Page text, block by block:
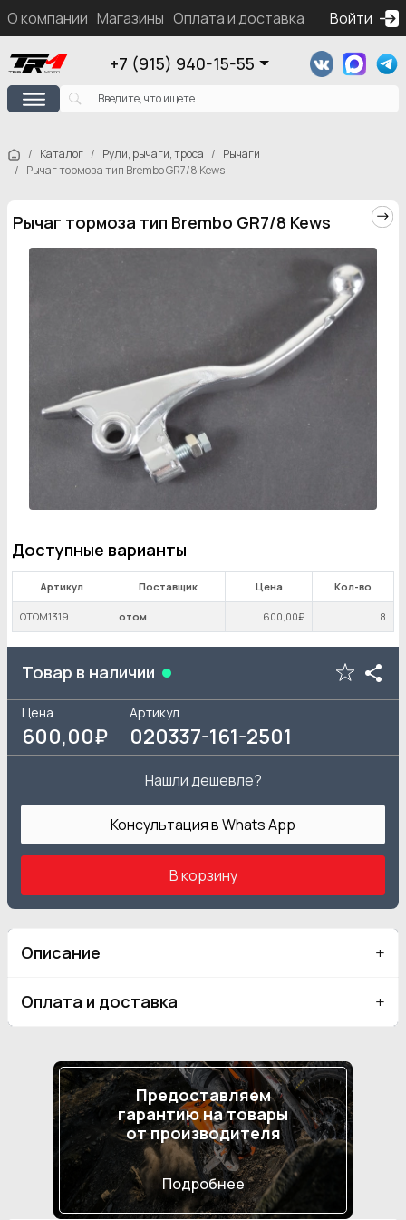
О компании Магазины Оплата и доставка Контакты
Войти
+7 (915) 940-15-55
Каталог Рули, рычаги, троса
Рычаги
Рычаг тормоза тип Brembo GR7/8 Kews
Рычаг тормоза тип Brembo GR7/8 Kews
Доступные варианты
Артикул Поставщик Цена Кол-во
OTOM1319 отом 600 ,00₽ 8
Товар в наличии
Цена
600,00₽
Артикул
020337-161-2501
Нашли дешевле?
Консультация в Whats App
В корзину
Описание
Оплата и доставка
Предоставляем
гарантию на товары
от производителя
Подробнее